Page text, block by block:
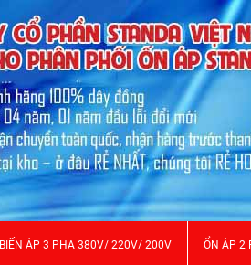
BIẾN ÁP 3 PHA 380V/ 220V/ 200V ỔN ÁP 2